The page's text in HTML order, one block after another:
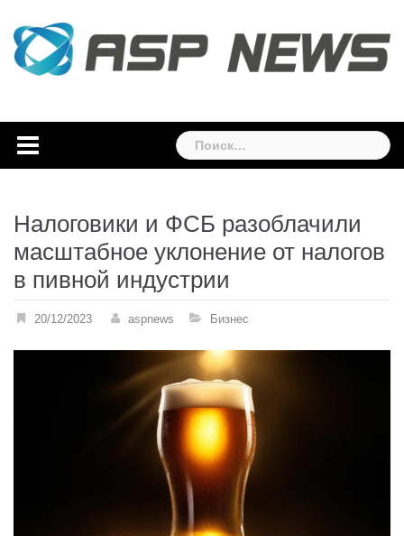
content
Найти:
Налоговики и ФСБ разоблачили
масштабное уклонение от налогов
в пивной индустрии
20/12/2023 aspnews Бизнес